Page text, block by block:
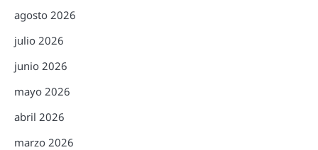
agosto 2026
julio 2026
junio 2026
mayo 2026
abril 2026
marzo 2026